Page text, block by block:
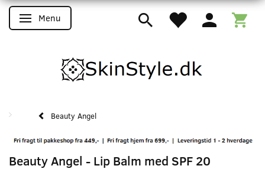
Skifte navigation
Menu
Beauty Angel
Beauty Angel - Lip Balm med SPF 20